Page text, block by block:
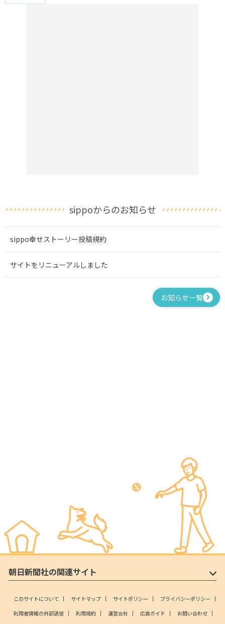
sippoからのお知らせ
sippo幸せストーリー投稿規約
サイトをリニューアルしました
お知らせ一覧
朝日新聞社の関連サイト
このサイトについて サイトマップ サイトポリシー
プライバシーポリシー
利用者情報の外部送信
利用規約 運営会社 広告ガイド
お問い合わせ